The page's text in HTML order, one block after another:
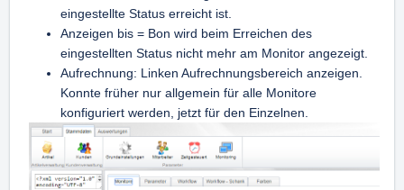
eingestellte Status erreicht ist.
Anzeigen bis = Bon wird beim Erreichen des
eingestellten Status nicht mehr am Monitor angezeigt.
Aufrechnung: Linken Aufrechnungsbereich anzeigen.
Konnte früher nur allgemein für alle Monitore
konfiguriert werden, jetzt für den Einzelnen.